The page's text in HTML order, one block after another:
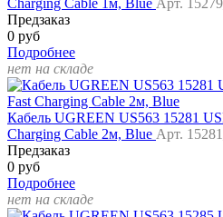
Charging Cable 1м, Blue Арт. 15279_
Предзаказ
0 руб
Подробнее
нет на складе
Кабель UGREEN US563 15281
Charging Cable 2м, Blue Арт. 15281_
Предзаказ
0 руб
Подробнее
нет на складе